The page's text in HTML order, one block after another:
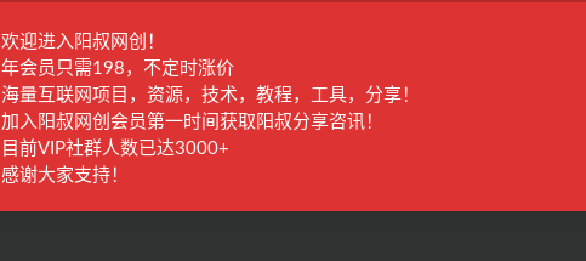
欢迎进入阳叔网创！
年会员只需198，不定时涨价
海量互联网项目，资源，技术，教程，工具，分享！
加入阳叔网创会员第一时间获取阳叔分享咨讯！
目前VIP社群人数已达3000+
感谢大家支持！